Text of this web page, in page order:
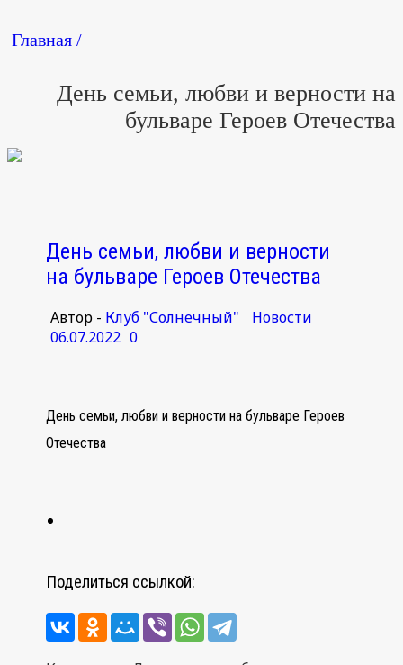
Главная /
День семьи, любви и верности на
бульваре Героев Отечества
День семьи, любви и верности
на бульваре Героев Отечества
Автор - Клуб "Солнечный"
Новости
06.07.2022 0
День семьи, любви и верности на бульваре Героев
Отечества
Поделиться ссылкой: